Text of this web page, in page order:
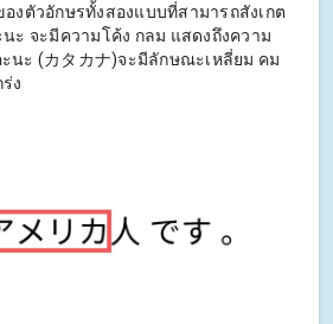
งตัวอักษรทั้งสองแบบที่สามารถสังเกต
ะ จะมีความโค้ง กลม แสดงถึงความ
นะ (カタカナ)จะมีลักษณะเหลี่ยม คม
ง